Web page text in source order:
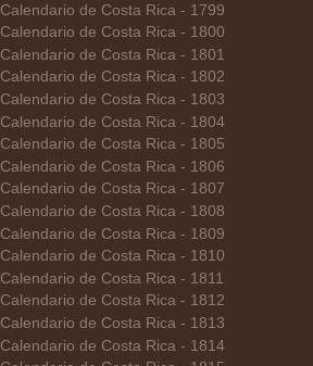
Calendario de Costa Rica - 1799
Calendario de Costa Rica - 1800
Calendario de Costa Rica - 1801
Calendario de Costa Rica - 1802
Calendario de Costa Rica - 1803
Calendario de Costa Rica - 1804
Calendario de Costa Rica - 1805
Calendario de Costa Rica - 1806
Calendario de Costa Rica - 1807
Calendario de Costa Rica - 1808
Calendario de Costa Rica - 1809
Calendario de Costa Rica - 1810
Calendario de Costa Rica - 1811
Calendario de Costa Rica - 1812
Calendario de Costa Rica - 1813
Calendario de Costa Rica - 1814